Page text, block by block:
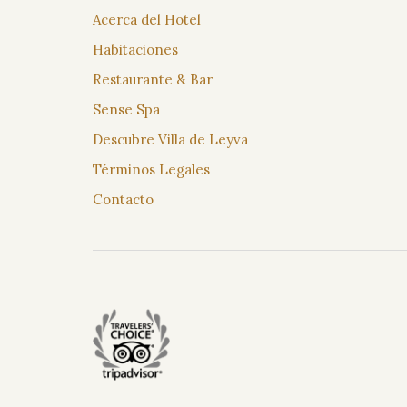
Acerca del Hotel
Habitaciones
Restaurante & Bar
Sense Spa
Descubre Villa de Leyva
Términos Legales
Contacto